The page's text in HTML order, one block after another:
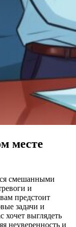
месте
смешанными
и
предстоит
задачи и
хочет выглядеть
неуверенность и